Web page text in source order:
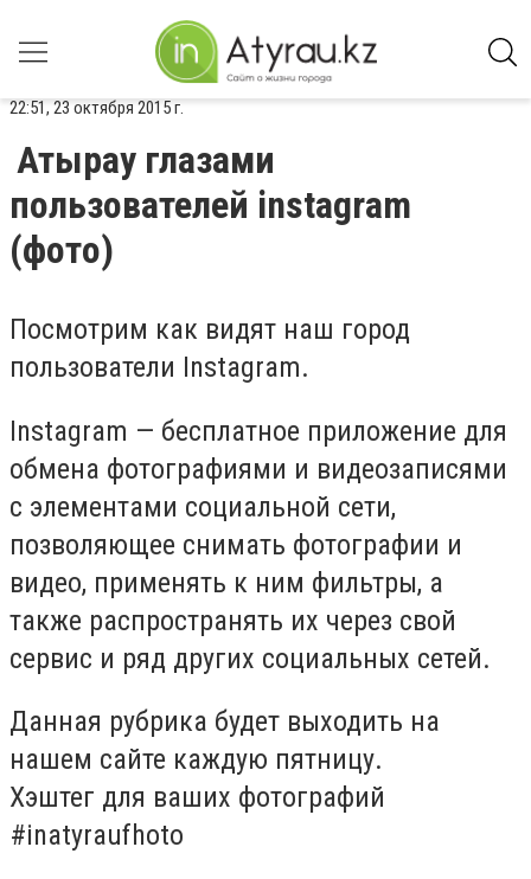
22:51, 23 октября 2015 г.
Атырау глазами
пользователей instagram
(фото)
Посмотрим как видят наш город
пользователи Instagram.
Instagram — бесплатное приложение для
обмена фотографиями и видеозаписями
с элементами социальной сети,
позволяющее снимать фотографии и
видео, применять к ним фильтры, а
также распространять их через свой
сервис и ряд других социальных сетей.
Данная рубрика будет выходить на
нашем сайте каждую пятницу.
Хэштег для ваших фотографий
#inatyraufhoto